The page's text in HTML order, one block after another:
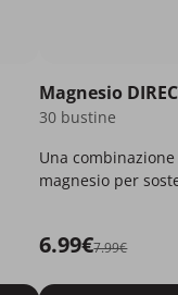
Magnesio
30 bustine
Una
magnesio per
6.99€7.99€